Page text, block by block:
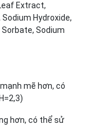
Extract,
Hydroxide,
Sodium
mẽ hơn, có
hơn, có thể sử